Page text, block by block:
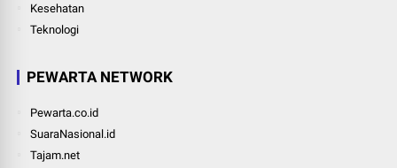
Kesehatan
Teknologi
PEWARTA NETWORK
Pewarta.co.id
SuaraNasional.id
Tajam.net